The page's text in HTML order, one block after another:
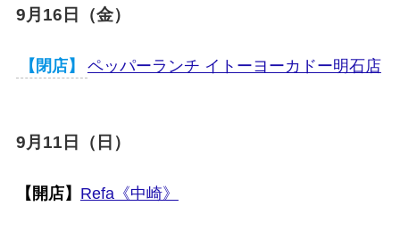
9月16日（金）
【閉店】 ペッパーランチ イトーヨーカドー明石店
9月11日（日）
【開店】 Refa《中崎》